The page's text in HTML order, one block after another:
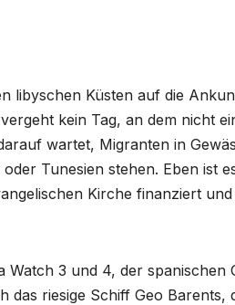
libyschen Küsten auf die
kein Tag, an dem nicht
wartet, Migranten in
Tunesien stehen. Eben ist
Kirche finanziert
Watch 3 und 4, der spanischen
das riesige Schiff Geo